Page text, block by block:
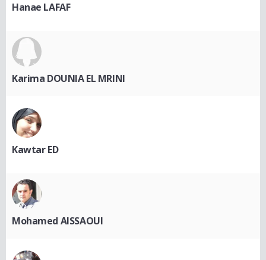
Hanae LAFAF
Karima DOUNIA EL MRINI
Kawtar ED
Mohamed AISSAOUI